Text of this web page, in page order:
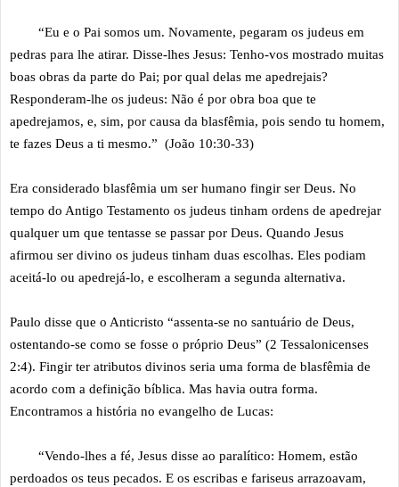
“Eu e o Pai somos um. Novamente, pegaram os judeus em
pedras para lhe atirar. Disse-lhes Jesus: Tenho-vos mostrado muitas
boas obras da parte do Pai; por qual delas me apedrejais?
Responderam-lhe os judeus: Não é por obra boa que te
apedrejamos, e, sim, por causa da blasfêmia, pois sendo tu homem,
te fazes Deus a ti mesmo.” (João 10:30-33)
Era considerado blasfêmia um ser humano fingir ser Deus. No
tempo do Antigo Testamento os judeus tinham ordens de apedrejar
qualquer um que tentasse se passar por Deus. Quando Jesus
afirmou ser divino os judeus tinham duas escolhas. Eles podiam
aceitá-lo ou apedrejá-lo, e escolheram a segunda alternativa.
Paulo disse que o Anticristo “assenta-se no santuário de Deus,
ostentando-se como se fosse o próprio Deus” (2 Tessalonicenses
2:4). Fingir ter atributos divinos seria uma forma de blasfêmia de
acordo com a definição bíblica. Mas havia outra forma.
Encontramos a história no evangelho de Lucas:
“Vendo-lhes a fé, Jesus disse ao paralítico: Homem, estão
perdoados os teus pecados. E os escribas e fariseus arrazoavam,